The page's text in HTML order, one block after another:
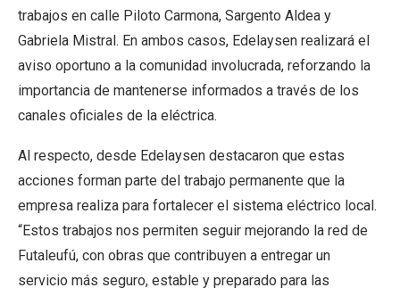
trabajos en calle Piloto Carmona, Sargento Aldea y
Gabriela Mistral. En ambos casos, Edelaysen realizará el
aviso oportuno a la comunidad involucrada, reforzando la
importancia de mantenerse informados a través de los
canales oficiales de la eléctrica.
Al respecto, desde Edelaysen destacaron que estas
acciones forman parte del trabajo permanente que la
empresa realiza para fortalecer el sistema eléctrico local.
“Estos trabajos nos permiten seguir mejorando la red de
Futaleufú, con obras que contribuyen a entregar un
servicio más seguro, estable y preparado para las